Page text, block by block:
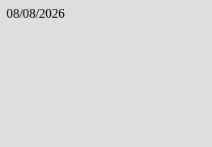
Skip
08/08/2026